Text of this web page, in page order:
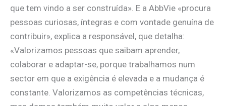
que tem vindo a ser construída». E a AbbVie «procura
pessoas curiosas, íntegras e com vontade genuína de
contribuir», explica a responsável, que detalha:
«Valorizamos pessoas que saibam aprender,
colaborar e adaptar-se, porque trabalhamos num
sector em que a exigência é elevada e a mudança é
constante. Valorizamos as competências técnicas,